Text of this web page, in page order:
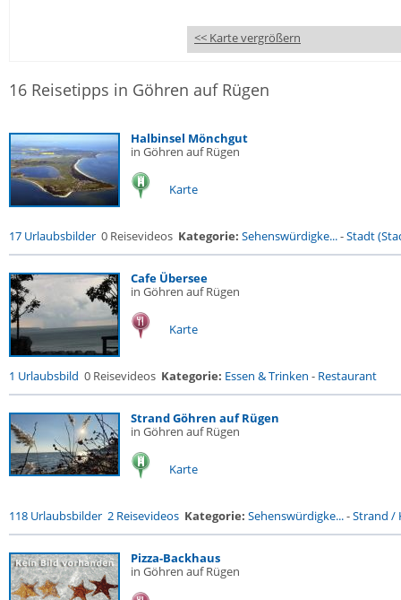
<< Karte vergrößern
16 Reisetipps in Göhren auf Rügen
Halbinsel Mönchgut
in Göhren auf Rügen
Karte
17 Urlaubsbilder 0 Reisevideos Kategorie: Sehenswürdigke...-Stadt
Cafe Übersee
in Göhren auf Rügen
Karte
1 Urlaubsbild 0 Reisevideos Kategorie: Essen & Trinken - Restaurant
Strand Göhren auf Rügen
in Göhren auf Rügen
Karte
118 Urlaubsbilder 2 Reisevideos Kategorie: Sehenswürdigke...-Strand /
Pizza-Backhaus
in Göhren auf Rügen